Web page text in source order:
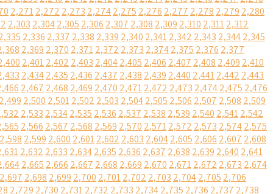
2,2712,272 2,273 2,2742,275 2,276 2,277 2,278 2,279 2,280
2,303 2,3042,305 2,306 2,307 2,308 2,309 2,310 2,3112,312
2,336 2,337 2,338 2,339 2,340 2,3412,342 2,343 2,3442,345
2,369 2,370 2,3712,372 2,373 2,3742,375 2,376 2,377
2,4012,402 2,403 2,4042,405 2,406 2,407 2,408 2,409 2,410
2,4342,435 2,436 2,437 2,438 2,439 2,440 2,4412,442 2,443
2,467 2,468 2,469 2,470 2,4712,472 2,473 2,4742,475 2,476
2,500 2,5012,502 2,503 2,5042,505 2,506 2,507 2,508 2,509
2,533 2,5342,535 2,536 2,537 2,538 2,539 2,540 2,5412,542
2,566 2,567 2,568 2,569 2,570 2,5712,572 2,573 2,5742,575
2,598 2,599 2,600 2,6012,602 2,603 2,6042,605 2,606 2,607 2,608
2,632 2,633 2,6342,635 2,636 2,637 2,638 2,639 2,640 2,641
2,665 2,666 2,667 2,668 2,669 2,670 2,6712,672 2,673 2,674
2,697 2,698 2,699 2,700 2,7012,702 2,703 2,7042,705 2,706
2,729 2,730 2,7312,732 2,733 2,7342,735 2,736 2,737 2,738